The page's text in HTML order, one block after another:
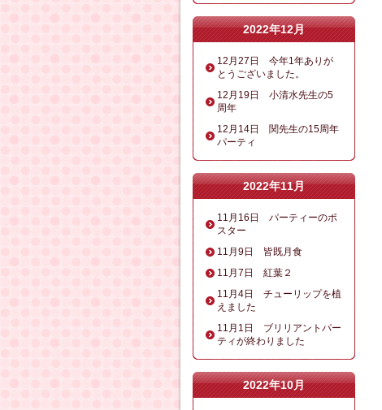
2022年12月
12月27日 今年1年ありが
とうございました。
12月19日 小清水先生の5
周年
12月14日 関先生の15周年
パーティ
2022年11月
11月16日 パーティーのポ
スター
11月9日 皆既月食
11月7日 紅葉２
11月4日 チューリップを植
えました
11月1日 ブリリアントパー
ティが終わりました
2022年10月